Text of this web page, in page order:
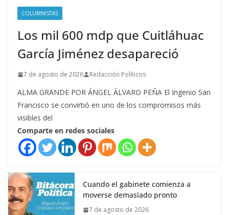
COLUMNISTAS
Los mil 600 mdp que Cuitláhuac
García Jiménez desapareció
7 de agosto de 2026 Redacción Políticos
ALMA GRANDE POR ÁNGEL ÁLVARO PEÑA El Ingenio San
Francisco se convirtió en uno de los compromisos más
visibles del
Comparte en redes sociales
Cuando el gabinete comienza a
moverse demasiado pronto
7 de agosto de 2026